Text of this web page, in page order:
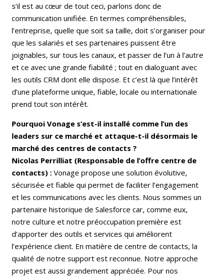
s’il est au cœur de tout ceci, parlons donc de
communication unifiée. En termes compréhensibles,
l’entreprise, quelle que soit sa taille, doit s’organiser pour
que les salariés et ses partenaires puissent être
joignables, sur tous les canaux, et passer de l’un à l’autre
et ce avec une grande fiabilité ; tout en dialoguant avec
les outils CRM dont elle dispose. Et c’est là que l’intérêt
d’une plateforme unique, fiable, locale ou internationale
prend tout son intérêt.
Pourquoi Vonage s’est-il installé comme l’un des
leaders sur ce marché et attaque-t-il désormais le
marché des centres de contacts ?
Nicolas Perrilliat (Responsable de l’offre centre de
contacts) : Vonage propose une solution évolutive,
sécurisée et fiable qui permet de faciliter l’engagement
et les communications avec les clients. Nous sommes un
partenaire historique de Salesforce car, comme eux,
notre culture et notre préoccupation première est
d’apporter des outils et services qui améliorent
l’expérience client. En matière de centre de contacts, la
qualité de notre support est reconnue. Notre approche
projet est aussi grandement appréciée. Pour nos